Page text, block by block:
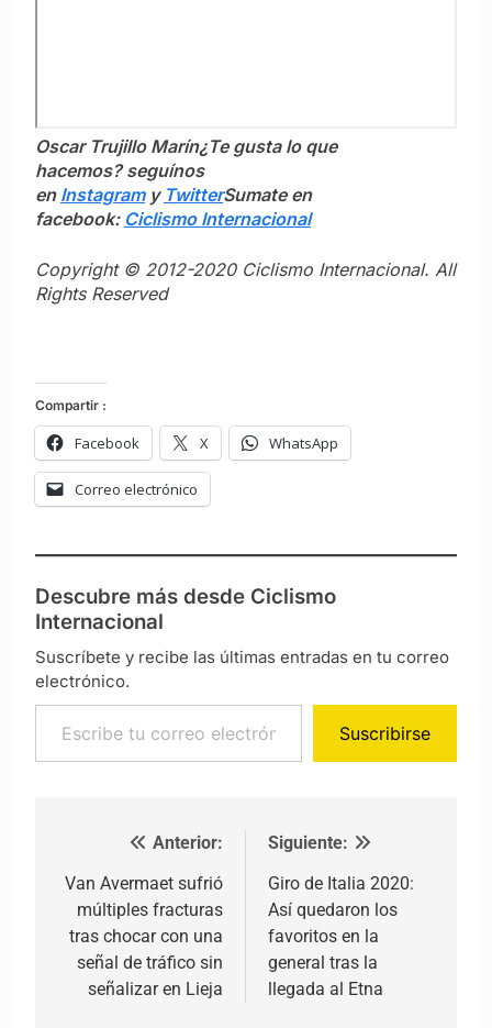
Oscar Trujillo Marín¿Te gusta lo que
hacemos? seguínos
en Instagramy TwitterSumate en
facebook: Ciclismo Internacional
Copyright © 2012-2020 Ciclismo Internacional. All
Rights Reserved
Compartir :
Facebook X WhatsApp
Correo electrónico
Descubre más desde Ciclismo
Internacional
Suscríbete y recibe las últimas entradas en tu correo
electrónico.
Escribe tu correo electrónico…
Suscribirse
Navegación de entradas
Anterior:
Van Avermaet sufrió
múltiples fracturas
tras chocar con una
señal de tráfico sin
señalizar en Lieja
Siguiente:
Giro de Italia 2020:
Así quedaron los
favoritos en la
general tras la
llegada al Etna